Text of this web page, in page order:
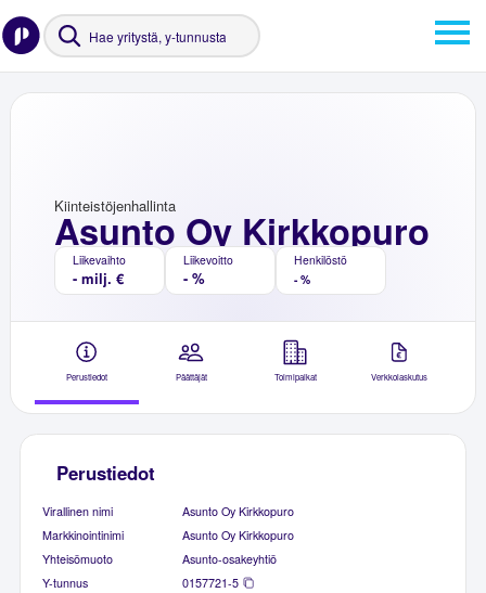
Asunto Oy Kirkkopuro
Kiinteistöjenhallinta
Liikevaihto
- milj. €
Liikevoitto
- %
Henkilöstö
- %
Perustiedot Päättäjät Toimipaikat Verkkolaskutus
Perustiedot
Virallinen nimi
Asunto Oy Kirkkopuro
Markkinointinimi
Asunto Oy Kirkkopuro
Yhteisömuoto
Asunto-osakeyhtiö
Y-tunnus
0157721-5